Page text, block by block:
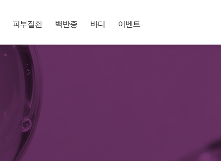
피부질환 백반증 바디 이벤트